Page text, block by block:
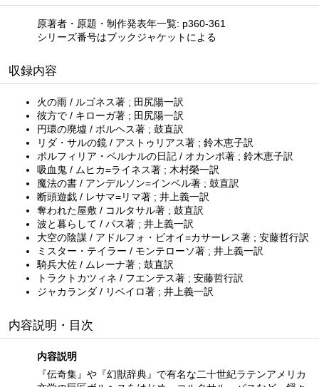
原著者・原題・制作発表年一覧: p360-361
シリーズ番号はブックジャケットによる
収録内容
火の雨 / ルゴネス著 ; 田尻陽一訳
彼方で / キローガ著 ; 田尻陽一訳
円環の廃墟 / ボルヘス著 ; 鼓直訳
リダ・サルの鏡 / アストゥリアス著 ; 鈴木恵子訳
ポルフィリア・ベルナルの日記 / オカンポ著 ; 鈴木恵子訳
吸血鬼 / ムヒカ=ライネス著 ; 木村榮一訳
魔法の書 / アンデルソン=インベル著 ; 鼓直訳
断頭遊戯 / レサマ=リマ著 ; 井上義一訳
奪われた屋敷 / コルタサル著 ; 鼓直訳
波と暮らして / パス著 ; 井上義一訳
大空の陰謀 / アドルフォ・ビオイ=カサーレス著 ; 安藤哲行訳
ミスター・テイラー / モンテローソ著 ; 井上義一訳
騎兵大佐 / ムレーナ著 ; 鼓直訳
トラクトカツィネ / フエンテス著 ; 安藤哲行訳
ジャカランダ / リベイロ著 ; 井上義一訳
内容説明・目次
内容説明
『伝奇集』や『幻獣辞典』で有名な二十世紀ラテンアメリカ